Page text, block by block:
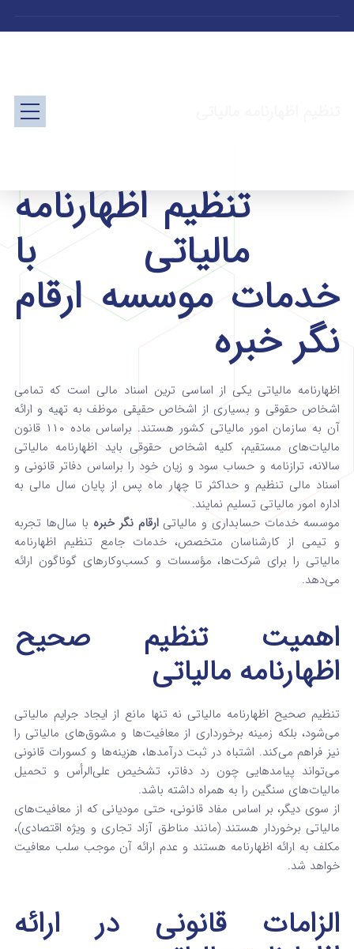
تنظیم اظهارنامه
مالیاتی با
خدمات موسسه ارقام
نگر خبره
اظهارنامه مالیاتی یکی از اساسی‌ ترین اسناد مالی است که تمامی
اشخاص حقوقی و بسیاری از اشخاص حقیقی موظف به تهیه و ارائه
آن به سازمان امور مالیاتی کشور هستند. براساس ماده ۱۱۰ قانون
مالیات‌های مستقیم، کلیه اشخاص حقوقی باید اظهارنامه مالیاتی
سالانه، ترازنامه و حساب سود و زیان خود را براساس دفاتر قانونی و
اسناد مالی تنظیم و حداکثر تا چهار ماه پس از پایان سال مالی به
اداره امور مالیاتی تسلیم نمایند.
موسسه خدمات حسابداری و مالیاتیارقام نگر خبره با سال‌ها تجربه
و تیمی از کارشناسان متخصص، خدمات جامع تنظیم اظهارنامه
مالیاتی را برای شرکت‌ها، مؤسسات و کسب‌وکارهای گوناگون ارائه
می‌دهد.
اهمیت تنظیم صحیح
اظهارنامه مالیاتی
تنظیم صحیح اظهارنامه مالیاتی نه تنها مانع از ایجاد جرایم مالیاتی
می‌شود، بلکه زمینه برخورداری از معافیت‌ها و مشوق‌های مالیاتی را
نیز فراهم می‌کند. اشتباه در ثبت درآمدها، هزینه‌ها و کسورات قانونی
می‌تواند پیامدهایی چون رد دفاتر، تشخیص علی‌الرأس و تحمیل
مالیات‌های سنگین را به همراه داشته باشد.
از سوی دیگر، بر اساس مفاد قانونی، حتی مودیانی که از معافیت‌های
مالیاتی برخوردار هستند (مانند مناطق آزاد تجاری و ویژه اقتصادی)،
مکلف به ارائه اظهارنامه هستند و عدم ارائه آن موجب سلب معافیت
خواهد شد.
الزامات قانونی در ارائه